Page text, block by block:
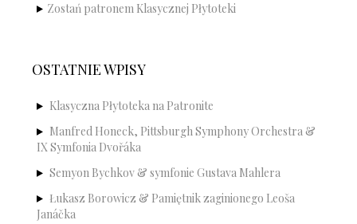
Zostań patronem Klasycznej Płytoteki
OSTATNIE WPISY
Klasyczna Płytoteka na Patronite
Manfred Honeck, Pittsburgh Symphony Orchestra &
IX Symfonia Dvořáka
Semyon Bychkov & symfonie Gustava Mahlera
Łukasz Borowicz & Pamiętnik zaginionego Leoša
Janáčka